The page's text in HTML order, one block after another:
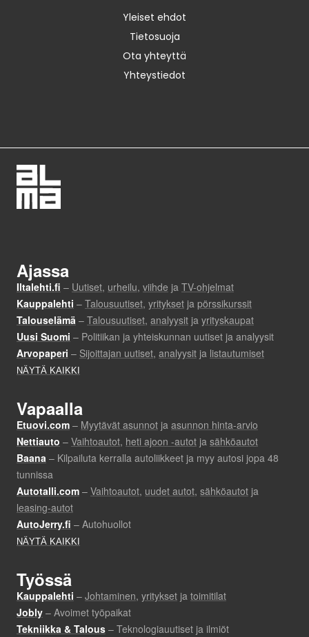
Yleiset ehdot
Tietosuoja
Ota yhteyttä
Yhteystiedot